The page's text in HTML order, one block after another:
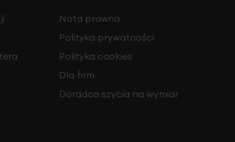
Nota prawna
Polityka prywatności
Polityka cookies
Dla firm
Doradca szycia na wymiar